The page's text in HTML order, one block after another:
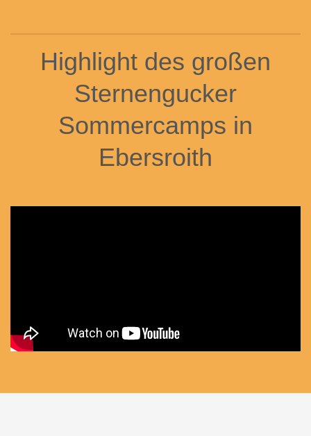
Highlight des großen
Sternengucker
Sommercamps in
Ebersroith